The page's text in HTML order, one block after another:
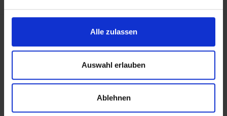
Alle zulassen
Auswahl erlauben
Ablehnen
* Hierbei handelt es sich um eine Leistung für die
Gebühr erhoben wird.
Wichtige Hinweise